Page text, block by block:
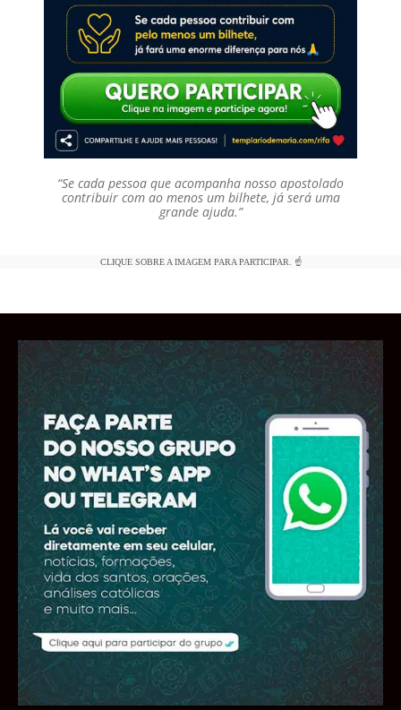
“Se cada pessoa que acompanha nosso apostolado
contribuir com ao menos um bilhete, já será uma
grande ajuda.”
CLIQUE SOBRE A IMAGEM PARA PARTICIPAR. ☝️